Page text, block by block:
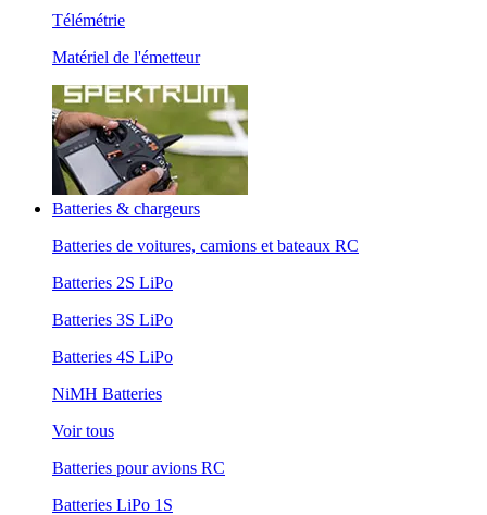
Télémétrie
Matériel de l'émetteur
Batteries & chargeurs
Batteries de voitures, camions et bateaux RC
Batteries 2S LiPo
Batteries 3S LiPo
Batteries 4S LiPo
NiMH Batteries
Voir tous
Batteries pour avions RC
Batteries LiPo 1S